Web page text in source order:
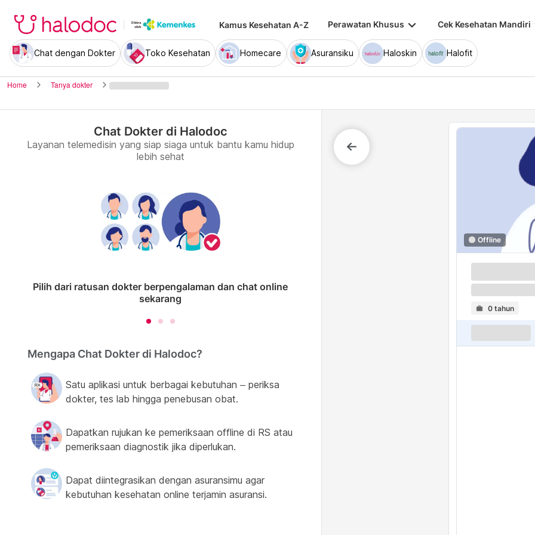
Kamus Kesehatan A-Z Perawatan Khusus keyboard_arrow_down Cek Kesehatan Mandiri
Chat dengan Dokter Toko Kesehatan Homecare Asuransiku Haloskin Halofit
Home Tanya dokter
Chat Dokter di Halodoc
Layanan telemedisin yang siap siaga untuk bantu kamu hidup
lebih sehat
Pilih dari ratusan dokter berpengalaman dan chat online
sekarang
Mengapa Chat Dokter di Halodoc?
Satu aplikasi untuk berbagai kebutuhan – periksa
dokter, tes lab hingga penebusan obat.
Dapatkan rujukan ke pemeriksaan offline di RS atau
pemeriksaan diagnostik jika diperlukan.
Dapat diintegrasikan dengan asuransimu agar
kebutuhan kesehatan online terjamin asuransi.
Offline
0 tahun